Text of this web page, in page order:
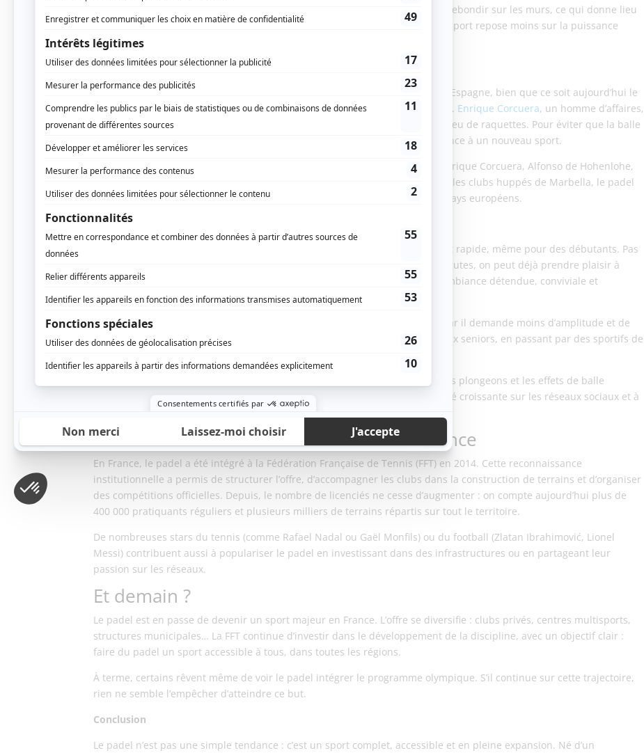
Le service au padel se fait à la cuillère, sous la taille. Les échanges peuvent rebondir sur les murs, ce qui donne lieu
à des points plus longs et à une dimension stratégique supplémentaire. Ce sport repose moins sur la puissance
brute que sur la technique, la précision et la coordination entre partenaires.
Des origines mexicaines inattendues
Contrairement à ce que l’on pourrait penser, le padel n’a pas été inventé en Espagne, bien que ce soit aujourd’hui le
pays où il est le plus pratiqué. Il a vu le jour en 1969 au Mexique, à Acapulco. Enrique Corcuera, un homme d’affaires,
a aménagé un court de squash dans sa résidence privée en l’adaptant à un jeu de raquettes. Pour éviter que la balle
ne s’échappe de l’espace réduit, il l’a entouré de murs, donnant ainsi naissance à un nouveau sport.
Ce concept a été repris quelques années plus tard par un ami espagnol d’Enrique Corcuera, Alfonso de Hohenlohe,
qui l’a introduit en Espagne dans les années 1970. Rapidement adopté dans les clubs huppés de Marbella, le padel
s’est démocratisé en Espagne avant de conquérir l’Argentine, puis d’autres pays européens.
Pourquoi un tel engouement ?
Le succès du padel tient à plusieurs facteurs. D’abord, son apprentissage est rapide, même pour des débutants. Pas
besoin de passer des heures à apprendre la technique : après quelques minutes, on peut déjà prendre plaisir à
échanger. Ensuite, il favorise l’échange social : joué en double, il crée une ambiance détendue, conviviale et
inclusive.
Autre atout : il est moins traumatisant pour les articulations que le tennis, car il demande moins d’amplitude et de
puissance. Cette dimension plus douce attire un public varié, des enfants aux seniors, en passant par des sportifs de
Enfin, le padel est un sport très télégénique. Les échanges spectaculaires, les plongeons et les effets de balle
rendent les matchs passionnants à regarder, ce qui contribue à sa popularité croissante sur les réseaux sociaux et à
Une structuration officielle récente en France
En France, le padel a été intégré à la Fédération Française de Tennis (FFT) en 2014. Cette reconnaissance
institutionnelle a permis de structurer l’offre, d’accompagner les clubs dans la construction de terrains et d’organiser
des compétitions officielles. Depuis, le nombre de licenciés ne cesse d’augmenter : on compte aujourd’hui plus de
400 000 pratiquants réguliers et plusieurs milliers de terrains répartis sur tout le territoire.
De nombreuses stars du tennis (comme Rafael Nadal ou Gaël Monfils) ou du football (Zlatan Ibrahimović, Lionel
Messi) contribuent aussi à populariser le padel en investissant dans des infrastructures ou en partageant leur
passion sur les réseaux.
Et demain ?
Le padel est en passe de devenir un sport majeur en France. L’offre se diversifie : clubs privés, centres multisports,
structures municipales… La FFT continue d’investir dans le développement de la discipline, avec un objectif clair :
faire du padel un sport accessible à tous, dans toutes les régions.
À terme, certains rêvent même de voir le padel intégrer le programme olympique. S’il continue sur cette trajectoire,
rien ne semble l’empêcher d’atteindre ce but.
Conclusion
Le padel n’est pas une simple tendance : c’est un sport complet, accessible et en pleine expansion. Né d’un